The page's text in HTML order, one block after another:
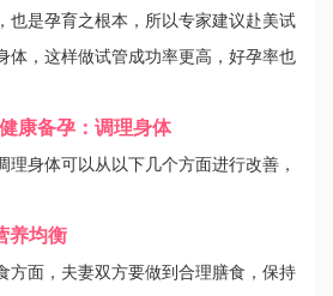
也是孕育之根本，所以专家建议赴美试
体，这样做试管成功率更高，好孕率也
备孕：调理身体
身体可以从以下几个方面进行改善，
均衡
面，夫妻双方要做到合理膳食，保持